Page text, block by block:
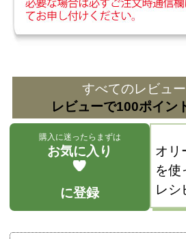
すべてのレビュ
レビューで100ポイン
購入に迷ったらまずは
お気に入り
に登録
オリ
を使
レシ